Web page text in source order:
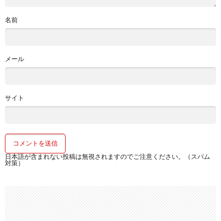
名前
メール
サイト
日本語が含まれない投稿は無視されますのでご注意ください。（スパム
対策）